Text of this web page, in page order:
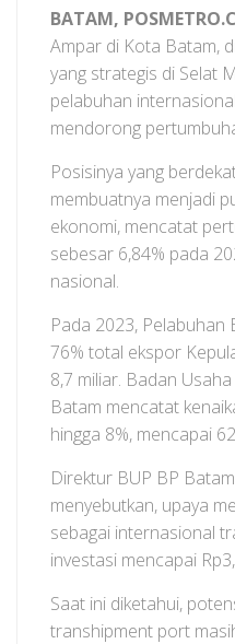
BATAM,
Ampar di Kota Batam,
yang strategis di Selat
pelabuhan
mendorong
Posisinya yang
membuatnya menjadi
ekonomi, mencatat
sebesar 6,84% pada
nasional.
Pada 2023, Pelabuhan
76% total ekspor
8,7 miliar. Badan
Batam mencatat
hingga 8%, mencapai
Direktur BUP BP
menyebutkan, upaya
sebagai internasional
investasi mencapai
Saat ini diketahui,
transhipment port